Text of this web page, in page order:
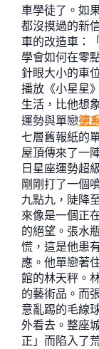
車學徒了。如
都沒摸過的新
車的改造車：
學會如何在零
針眼大小的車
播放《小星星
生活，比他想
運勢與單戀德
七層舊報紙的
屋頂傳來了一
日星座運勢超
剛剛打了一個
九點九，陡降
來像是一個正
的絕望。張水
慌，這是他患
應。他單戀著
館的林天秤。
的藝術品。而
意亂踢的毛線
外看去。整座
正」而陷入了